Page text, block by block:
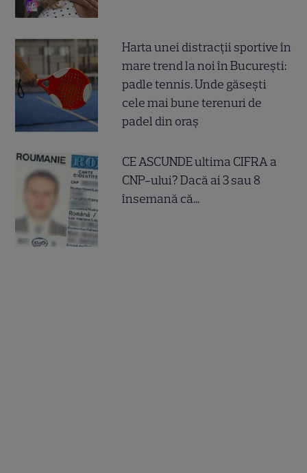
Harta unei distracții sportive în
mare trend la noi în București:
padle tennis. Unde găsești
cele mai bune terenuri de
padel din oraș
CE ASCUNDE ultima CIFRA a
CNP-ului? Dacă ai 3 sau 8
însemană că...